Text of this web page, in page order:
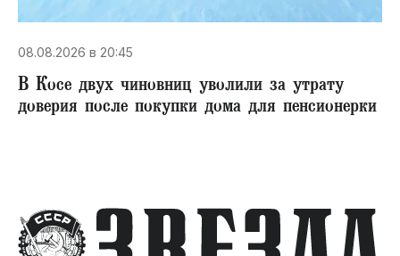
08.08.2026 в 20:45
В Косе двух чиновниц уволили за утрату
доверия после покупки дома для пенсионерки